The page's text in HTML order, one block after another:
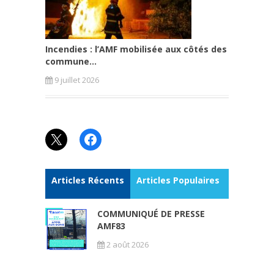
Incendies : l’AMF mobilisée aux côtés des
commune...
9 juillet 2026
X Facebook
Articles Récents Articles Populaires
COMMUNIQUÉ DE PRESSE
AMF83
2 août 2026